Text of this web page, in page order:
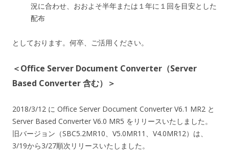
況に合わせ、おおよそ半年または１年に１回を目安とした
配布
としております。何卒、ご活用ください。
＜Office Server Document Converter（Server
Based Converter 含む）＞
2018/3/12 に Office Server Document Converter V6.1 MR2 と
Server Based Converter V6.0 MR5 をリリースいたしました。
旧バージョン（SBC5.2MR10、V5.0MR11、V4.0MR12）は、
3/19から3/27順次リリースいたしました。